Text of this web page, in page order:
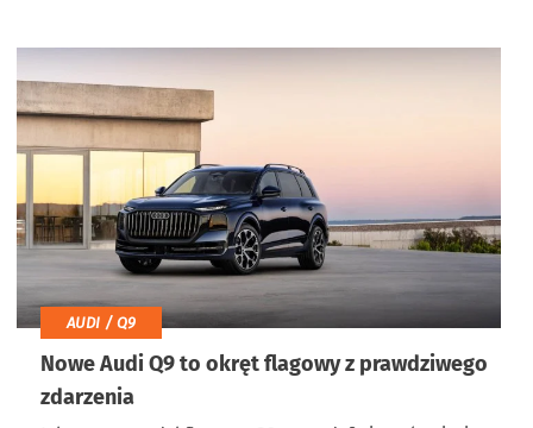
AUDI / Q9
Nowe Audi Q9 to okręt flagowy z prawdziwego
zdarzenia